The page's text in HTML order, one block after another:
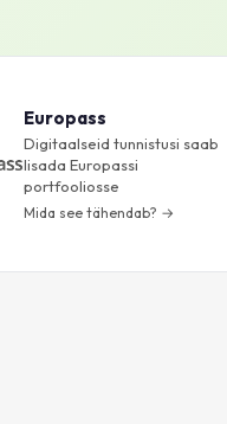
Europass
Digitaalseid tunnistusi saab
lisada Europassi
portfooliosse
Mida see tähendab? →